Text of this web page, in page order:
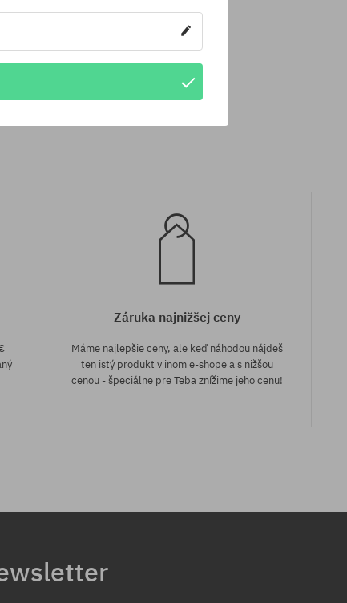
Dostupné veľkosti:
Záruka najnižšej ceny
Máme najlepšie ceny, ale keď náhodou nájdeš
ten istý produkt v inom e-shope a s nižšou
cenou - špeciálne pre Teba znížime jeho cenu!